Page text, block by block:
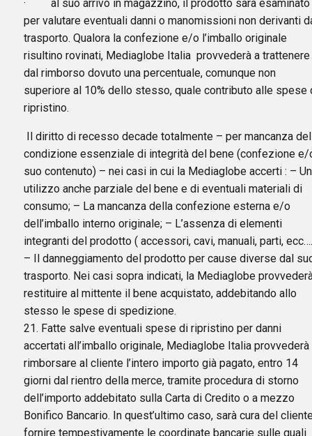
· al suo arrivo in magazzino, il prodotto sarà esaminato
per valutare eventuali danni o manomissioni non derivanti
trasporto. Qualora la confezione e/o l’imballo originale
risultino rovinati, Mediaglobe Italia provvederà a trattenere
dal rimborso dovuto una percentuale, comunque non
superiore al 10% dello stesso, quale contributo alle spese
ripristino.
Il diritto di recesso decade totalmente – per mancanza
condizione essenziale di integrità del bene (confezione e/
suo contenuto) – nei casi in cui la Mediaglobe accerti : – Un
utilizzo anche parziale del bene e di eventuali materiali di
consumo; – La mancanza della confezione esterna e/o
dell’imballo interno originale; – L’assenza di elementi
integranti del prodotto ( accessori, cavi, manuali, parti,
– Il danneggiamento del prodotto per cause diverse dal
trasporto. Nei casi sopra indicati, la Mediaglobe
restituire al mittente il bene acquistato, addebitando allo
stesso le spese di spedizione.
21. Fatte salve eventuali spese di ripristino per danni
accertati all’imballo originale, Mediaglobe Italia provvederà
rimborsare al cliente l’intero importo già pagato, entro 14
giorni dal rientro della merce, tramite procedura di storno
dell’importo addebitato sulla Carta di Credito o a mezzo
Bonifico Bancario. In quest’ultimo caso, sarà cura del
fornire tempestivamente le coordinate bancarie sulle quali